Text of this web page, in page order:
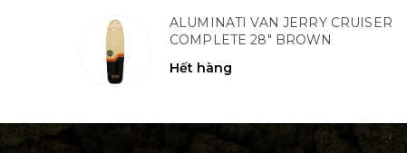
ALUMINATI VAN JERRY CRUISER
COMPLETE 28" BROWN
Hết hàng